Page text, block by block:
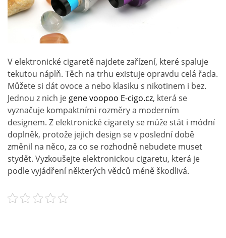
V elektronické cigaretě najdete zařízení, které spaluje
tekutou náplň. Těch na trhu existuje opravdu celá řada.
Můžete si dát ovoce a nebo klasiku s nikotinem i bez.
Jednou z nich je gene voopoo E-cigo.cz, která se
vyznačuje kompaktními rozměry a moderním
designem. Z elektronické cigarety se může stát i módní
doplněk, protože jejich design se v poslední době
změnil na něco, za co se rozhodně nebudete muset
stydět. Vyzkoušejte elektronickou cigaretu, která je
podle vyjádření některých vědců méně škodlivá.